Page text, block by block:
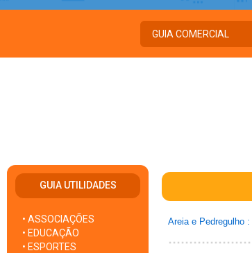
GUIA UTILIDADES
• ASSOCIAÇÕES
• EDUCAÇÃO
• ESPORTES
Areia e Pedregulho :